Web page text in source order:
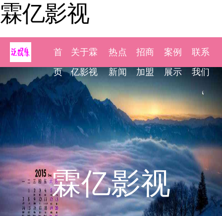
霖亿影视
首
页
关于霖
亿影视
热点
新闻
招商
加盟
案例
展示
联系
我们
霖亿影视